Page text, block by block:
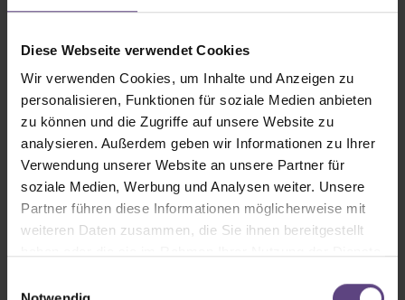
Diese Webseite verwendet Cookies
Wir verwenden Cookies, um Inhalte und Anzeigen zu
personalisieren, Funktionen für soziale Medien anbieten
zu können und die Zugriffe auf unsere Website zu
analysieren. Außerdem geben wir Informationen zu Ihrer
Verwendung unserer Website an unsere Partner für
soziale Medien, Werbung und Analysen weiter. Unsere
Partner führen diese Informationen möglicherweise mit
weiteren Daten zusammen, die Sie ihnen bereitgestellt
Toni Pfister als Peter Alexander und Ursli Pfister
als Mireille Mathieu
© Edith Held
Download
Toni Pfister als Peter Alexander und Ursli Pfister